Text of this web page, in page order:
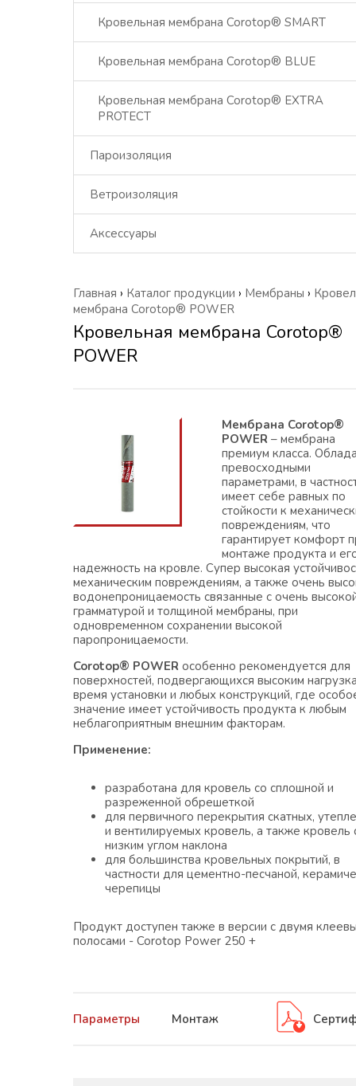
Кровельная мембрана Corotop® SMART
Кровельная мембрана Corotop® BLUE
Кровельная мембрана Corotop® EXTRA
PROTECT
Пароизоляция
Ветроизоляция
Аксессуары
Главная › Каталог продукции › Мембраны ›
мембрана Corotop® POWER
Кровельная мембрана Corotop®
POWER
Мембрана Corotop®
POWER – мембрана
премиум класса.
превосходными
параметрами, в
имеет себе равных по
стойкости к
повреждениям, что
гарантирует комфорт
монтаже продукта и
надежность на кровле. Супер высокая
механическим повреждениям, а также очень
водонепроницаемость связанные с очень
грамматурой и толщиной мембраны, при
одновременном сохранении высокой
паропроницаемости.
Corotop® POWER особенно рекомендуется для
поверхностей, подвергающихся высоким
время установки и любых конструкций, где
значение имеет устойчивость продукта к любым
неблагоприятным внешним факторам.
Применение:
разработана для кровель со сплошной и
разреженной обрешеткой
для первичного перекрытия скатных,
и вентилируемых кровель, а также кровель
низким углом наклона
для большинства кровельных покрытий, в
частности для цементно-песчаной,
черепицы
Продукт доступен также в версии с двумя
полосами - Corotop Power 250 +
Параметры Монтаж